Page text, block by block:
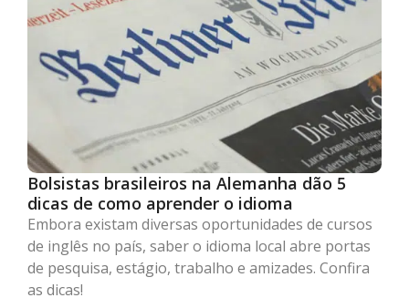
Bolsistas brasileiros na Alemanha dão 5
dicas de como aprender o idioma
Embora existam diversas oportunidades de cursos
de inglês no país, saber o idioma local abre portas
de pesquisa, estágio, trabalho e amizades. Confira
as dicas!